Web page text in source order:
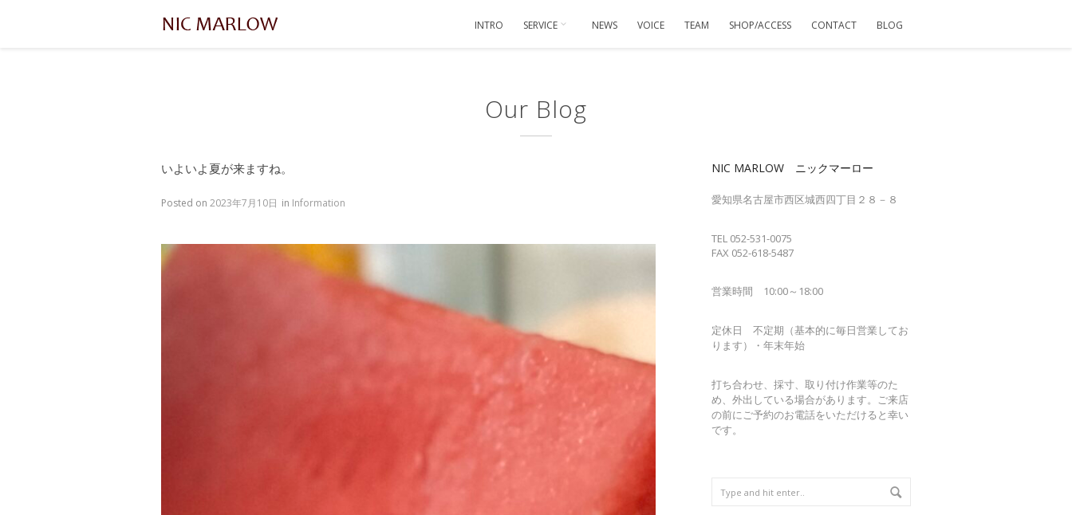
INTRO SERVICE NEWS VOICE TEAM SHOP/ACCESS CONTACT BLOG
Our Blog
いよいよ夏が来ますね。
Posted on 2023年7月10日 in Information
NIC MARLOW ニックマーロー
愛知県名古屋市西区城西四丁目２８－８
TEL 052-531-0075
FAX 052-618-5487
営業時間 10:00～18:00
定休日 不定期（基本的に毎日営業してお
ります）・年末年始
打ち合わせ、採寸、取り付け作業等のた
め、外出している場合があります。ご来店
の前にご予約のお電話をいただけると幸い
です。